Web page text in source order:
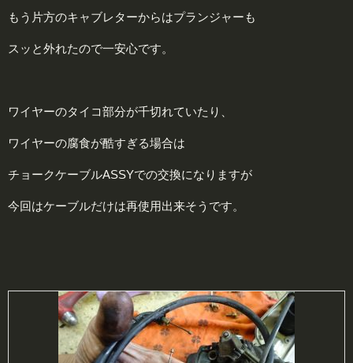
もう片方のキャブレターからはプランジャーも
スッと外れたので一安心です。
ワイヤーのタイコ部分が千切れていたり、
ワイヤーの腐食が酷すぎる場合は
チョークケーブルASSYでの交換になりますが
今回はケーブルだけは再使用出来そうです。